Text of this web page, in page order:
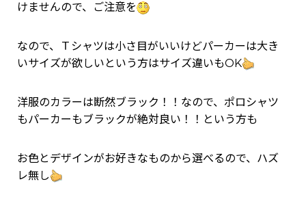
けませんので、ご注意を
なので、Ｔシャツは小さ目がいいけどパーカーは大き
いサイズが欲しいという方はサイズ違いもOK
洋服のカラーは断然ブラック！！なので、ポロシャツ
もパーカーもブラックが絶対良い！！という方も
お色とデザインがお好きなものから選べるので、ハズ
レ無し